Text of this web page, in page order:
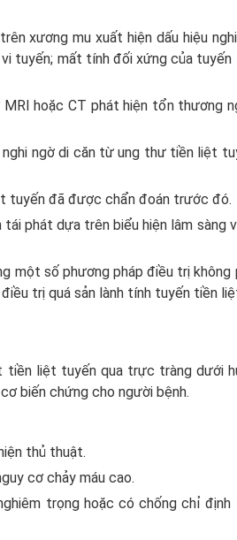
xương mu xuất hiện dấu hiệu
tuyến; mất tính đối xứng của
MRI hoặc CT phát hiện tổn thương
ngờ di căn từ ung thư tiền liệt
tuyến đã được chẩn đoán trước đó.
phát dựa trên biểu hiện lâm sàng
một số phương pháp điều trị không
trị quá sản lành tính tuyến tiền
liệt tuyến qua trực tràng dưới
biến chứng cho người bệnh.
thủ thuật.
cơ chảy máu cao.
trọng hoặc có chống chỉ định